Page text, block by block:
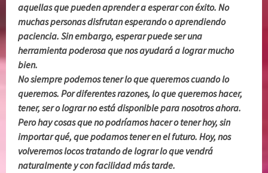
aquellas que pueden aprender a esperar con éxito. No
muchas personas disfrutan esperando o aprendiendo
paciencia. Sin embargo, esperar puede ser una
herramienta poderosa que nos ayudará a lograr mucho
bien.
No siempre podemos tener lo que queremos cuando lo
queremos. Por diferentes razones, lo que queremos hacer,
tener, ser o lograr no está disponible para nosotros ahora.
Pero hay cosas que no podríamos hacer o tener hoy, sin
importar qué, que podamos tener en el futuro. Hoy, nos
volveremos locos tratando de lograr lo que vendrá
naturalmente y con facilidad más tarde.